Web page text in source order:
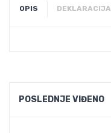
OPIS DEKLARACIJA
POSLEDNJE VIĐENO